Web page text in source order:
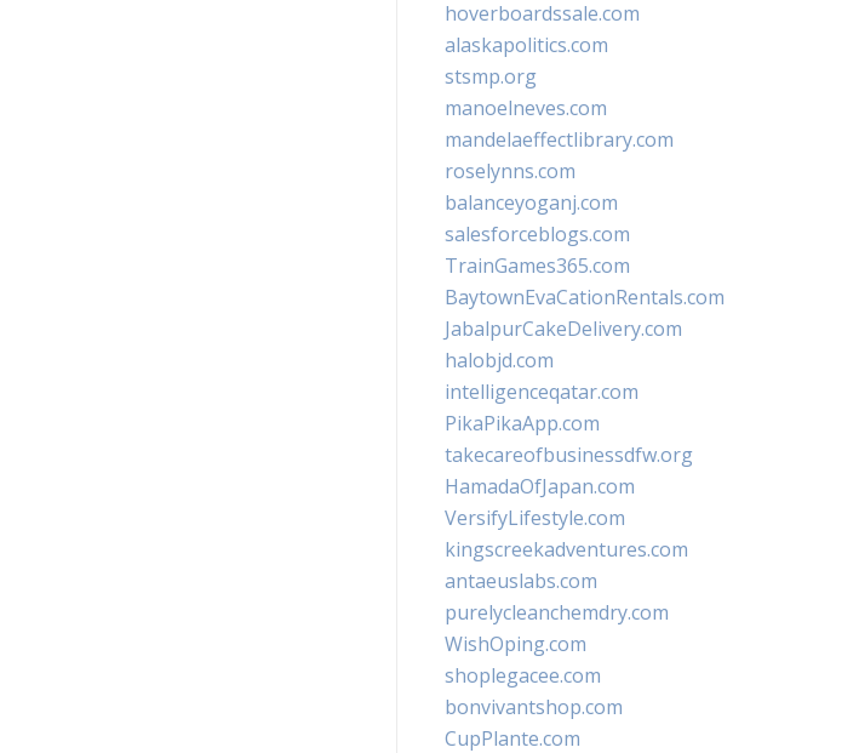
hoverboardssale.com
alaskapolitics.com
stsmp.org
manoelneves.com
mandelaeffectlibrary.com
roselynns.com
balanceyoganj.com
salesforceblogs.com
TrainGames365.com
BaytownEvaCationRentals.com
JabalpurCakeDelivery.com
halobjd.com
intelligenceqatar.com
PikaPikaApp.com
takecareofbusinessdfw.org
HamadaOfJapan.com
VersifyLifestyle.com
kingscreekadventures.com
antaeuslabs.com
purelycleanchemdry.com
WishOping.com
shoplegacee.com
bonvivantshop.com
CupPlante.com